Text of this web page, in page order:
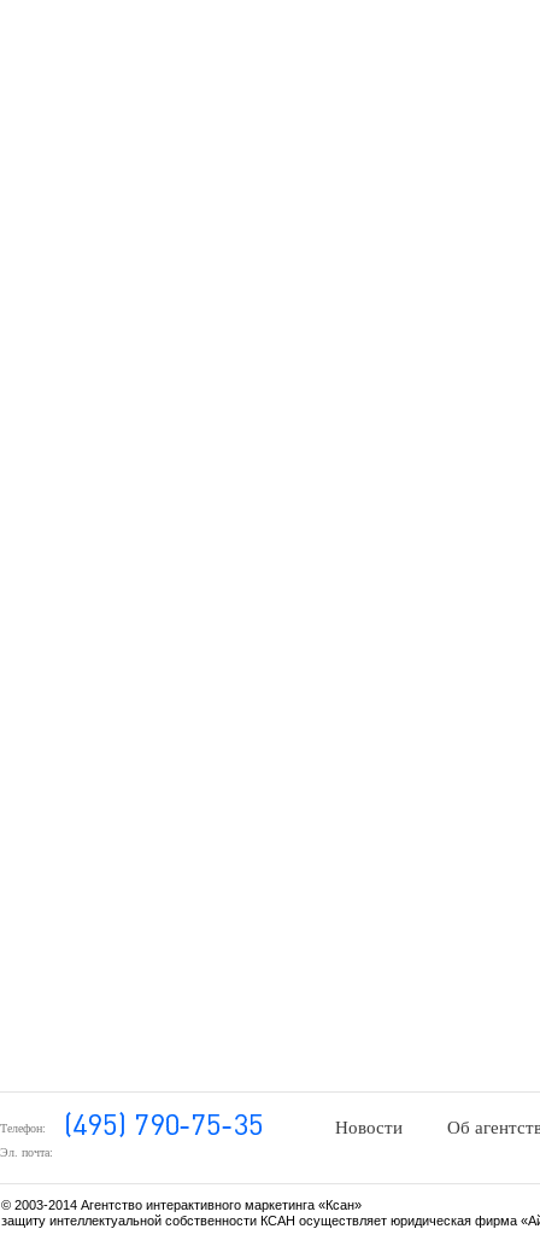
Телефон:
Эл. почта:
Новости Об
© 2003-2014 Агентство интерактивного маркетинга «Ксан»
защиту интеллектуальной собственности КСАН осуществляет юридическая фирма